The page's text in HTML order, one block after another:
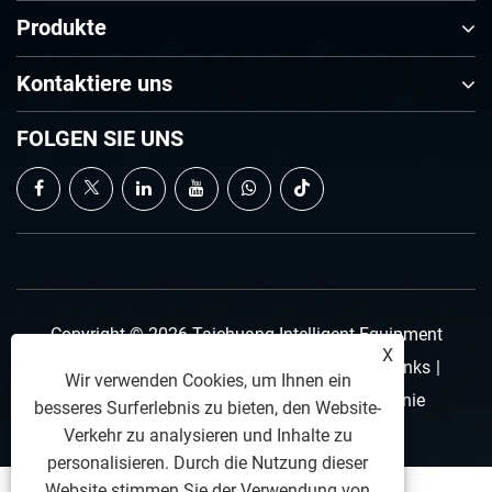
Produkte
Kontaktiere uns
FOLGEN SIE UNS
Copyright © 2026 Taichuang Intelligent Equipment
(Foshan) Co., Ltd. Alle Rechte vorbehalten. Links |
Sitemap | RSS | XML | Datenschutzrichtlinie
X
Wir verwenden Cookies, um Ihnen ein
besseres Surferlebnis zu bieten, den Website-
Verkehr zu analysieren und Inhalte zu
personalisieren. Durch die Nutzung dieser